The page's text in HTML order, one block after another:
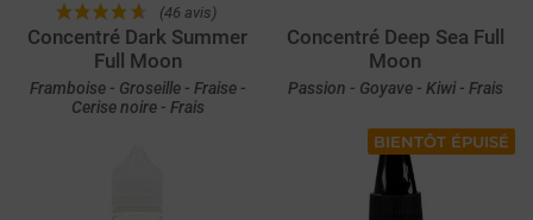
(46 avis)
Concentré Dark Summer
Full Moon
Framboise - Groseille - Fraise -
Cerise noire - Frais
Concentré Deep Sea Full
Moon
Passion - Goyave - Kiwi - Frais
BIENTÔT ÉPUISÉ